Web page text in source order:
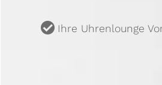
u Ihre Uhrenlounge